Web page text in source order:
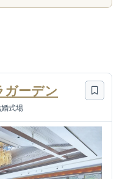
ガーデン
式場